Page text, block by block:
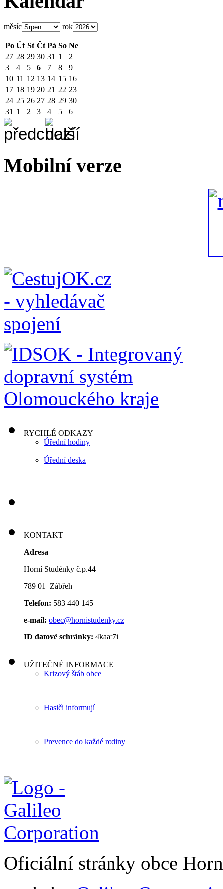
měsíc rok
Po Út St Čt Pá So Ne
27 28 29 30 31 1
2
3
4 5 6 7 8
9
10 11 12 13 14 15 16
17 18 19 20 21 22 23
24 25 26 27 28 29 30
31 1 2 3 4 5 6
Mobilní verze
RYCHLÉ ODKAZY
Úřední hodiny
Úřední deska
KONTAKT
Adresa
Horní Studénky č.p.44
789 01 Zábřeh
Telefon: 583 440 145
e-mail: obec@hornistudenky.cz
ID datové schránky: 4kaar7i
UŽITEČNÉ INFORMACE
Krizový štáb obce
Hasiči informují
Prevence do každé rodiny
Oficiální stránky obce